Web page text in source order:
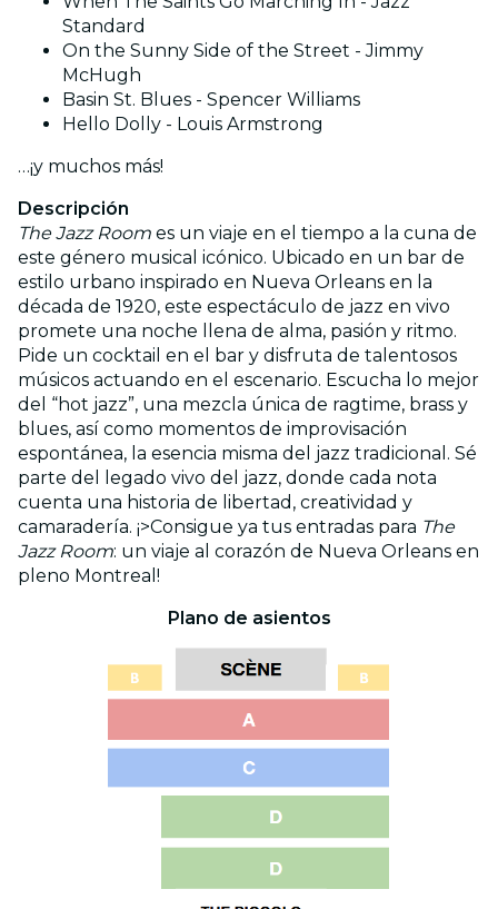
Standard
On the Sunny Side of the Street - Jimmy
McHugh
Basin St. Blues - Spencer Williams
Hello Dolly - Louis Armstrong
…¡y muchos más!
Descripción
The Jazz Room es un viaje en el tiempo a la cuna de
este género musical icónico. Ubicado en un bar de
estilo urbano inspirado en Nueva Orleans en la
década de 1920, este espectáculo de jazz en vivo
promete una noche llena de alma, pasión y ritmo.
Pide un cocktail en el bar y disfruta de talentosos
músicos actuando en el escenario. Escucha lo mejor
del “hot jazz”, una mezcla única de ragtime, brass y
blues, así como momentos de improvisación
espontánea, la esencia misma del jazz tradicional. Sé
parte del legado vivo del jazz, donde cada nota
cuenta una historia de libertad, creatividad y
camaradería. ¡>Consigue ya tus entradas para The
Jazz Room: un viaje al corazón de Nueva Orleans en
pleno Montreal!
Plano de asientos